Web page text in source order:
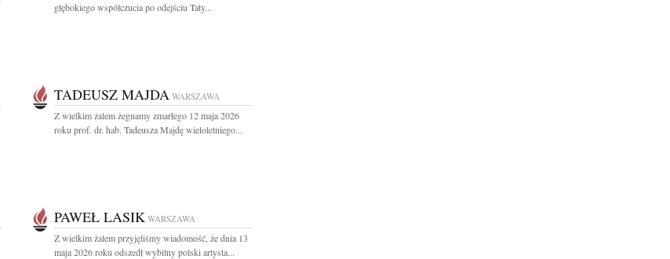
głębokiego współczucia po odejściu Taty...
TADEUSZ MAJDA WARSZAWA
Z wielkim żalem żegnamy zmarłego 12 maja 2026
roku prof. dr. hab. Tadeusza Majdę wieloletniego...
PAWEŁ LASIK WARSZAWA
Z wielkim żalem przyjęliśmy wiadomość, że dnia 13
maja 2026 roku odszedł wybitny polski artysta...